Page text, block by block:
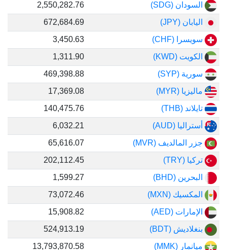
السودان (SDG)
2,550,282.76
اليابان (JPY)
672,684.69
سويسرا (CHF)
3,450.63
الكويت (KWD)
1,311.90
سورية (SYP)
469,398.88
ماليزيا (MYR)
17,369.08
تايلاند (THB)
140,475.76
أستراليا (AUD)
6,032.21
جزر المالديف (MVR)
65,616.07
تركيا (TRY)
202,112.45
البحرين (BHD)
1,599.27
المكسيك (MXN)
73,072.46
الإمارات (AED)
15,908.82
بنغلاديش (BDT)
524,913.19
ميانمار (MMK)
13,793,870.58